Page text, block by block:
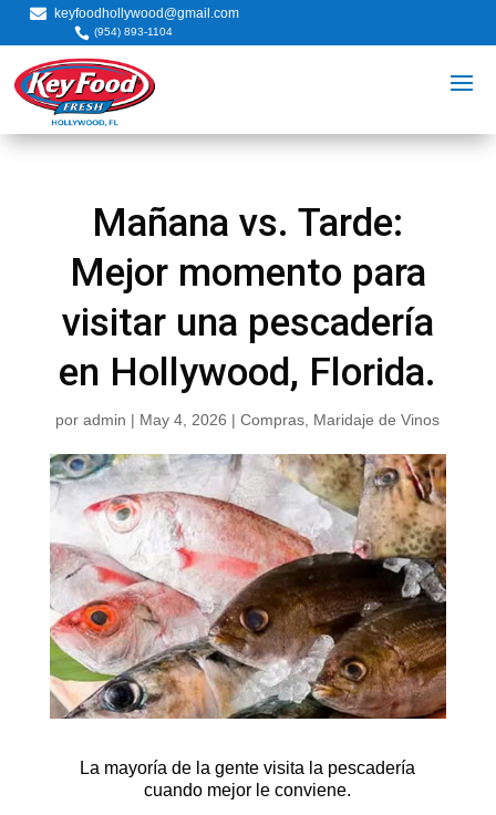

keyfoodhollywood@gmail.com
 (954) 893-1104
Mañana vs. Tarde:
Mejor momento para
visitar una pescadería
en Hollywood, Florida.
poradmin | May 4, 2026 |Compras Maridaje de Vinos
La mayoría de la gente visita la pescadería
cuando mejor le conviene.